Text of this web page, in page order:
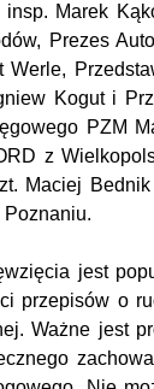
insp. Marek
Prezes
Werle,
Kogut i
PZM
z
Maciej
jest
przepisów o
Ważne jest